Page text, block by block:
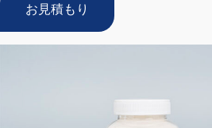
お見積もり